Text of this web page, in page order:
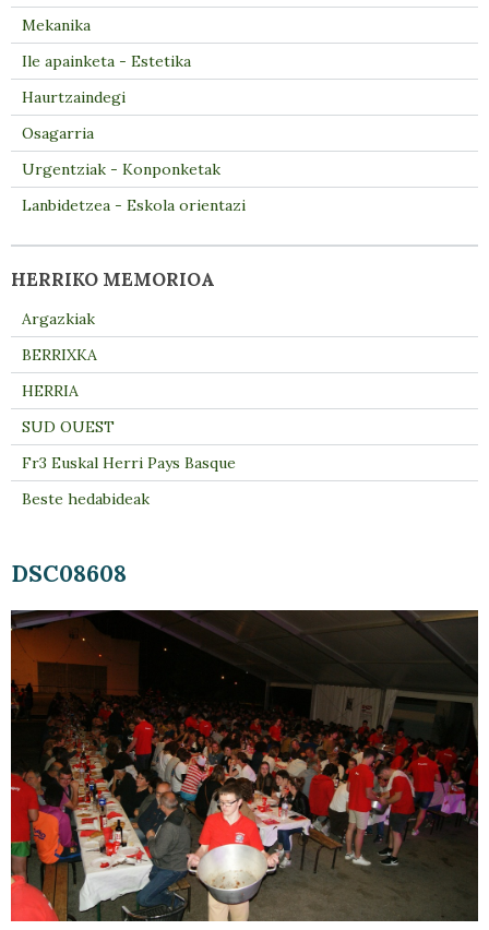
DSC08608
Mekanika
Ile apainketa - Estetika
Haurtzaindegi
Osagarria
Urgentziak - Konponketak
Lanbidetzea - Eskola orientazi
HERRIKO MEMORIOA
Argazkiak
BERRIXKA
HERRIA
SUD OUEST
Fr3 Euskal Herri Pays Basque
Beste hedabideak